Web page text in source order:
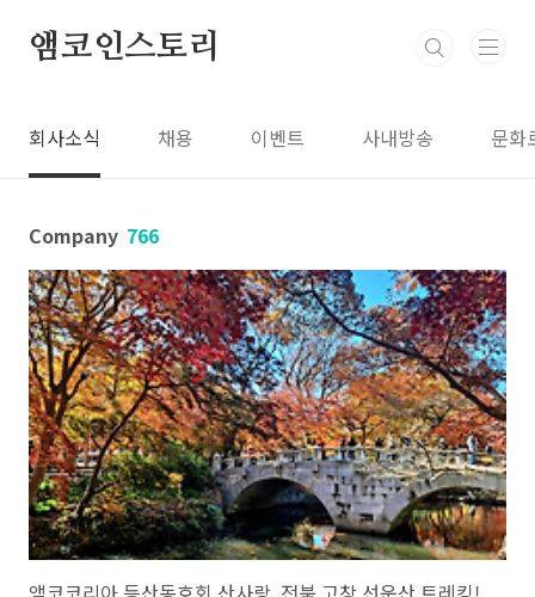
앰코인스토리
회사소식 채용 이벤트 사내방송 문화
Company 766